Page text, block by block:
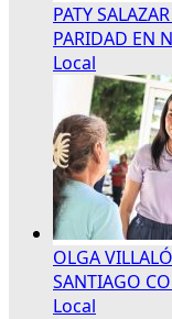
PATY
PARIDAD EN
Local
OLGA
SANTIAGO
Local